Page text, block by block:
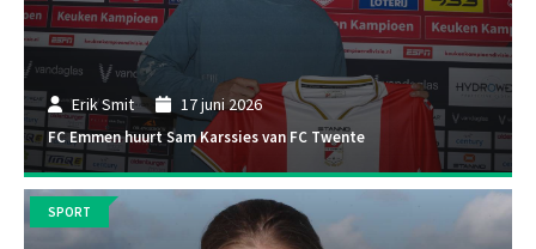
Erik Smit 17 juni 2026
FC Emmen huurt Sam Karssies van FC Twente
SPORT